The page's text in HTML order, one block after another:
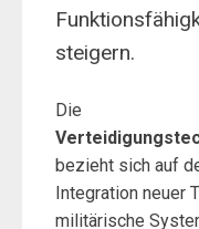
steigern.
Die
bezieht sich auf
Integration neuer
militärische